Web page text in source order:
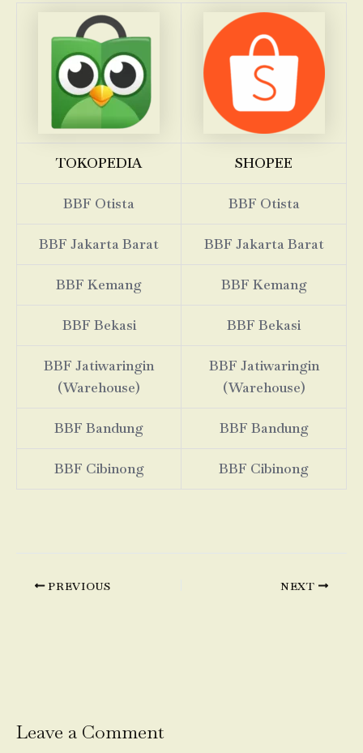
TOKOPEDIA SHOPEE
BBF Otista BBF Otista
BBF Jakarta Barat BBF Jakarta Barat
BBF Kemang BBF Kemang
BBF Bekasi BBF Bekasi
BBF Jatiwaringin
(Warehouse)
BBF Jatiwaringin
(Warehouse)
BBF Bandung BBF Bandung
BBF Cibinong BBF Cibinong
PREVIOUS NEXT
Leave a Comment